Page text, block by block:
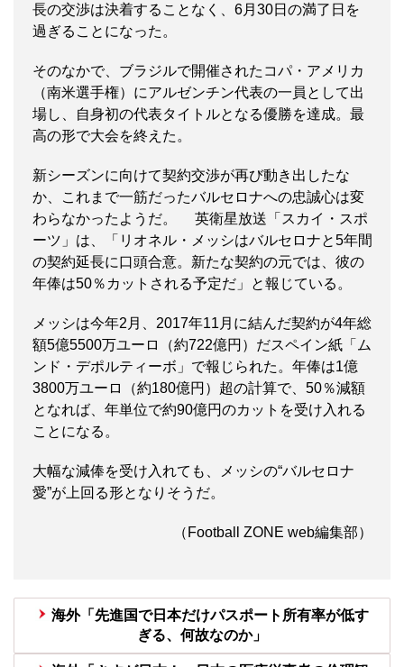
長の交渉は決着することなく、6月30日の満了日を
過ぎることになった。
そのなかで、ブラジルで開催されたコパ・アメリカ
（南米選手権）にアルゼンチン代表の一員として出
場し、自身初の代表タイトルとなる優勝を達成。最
高の形で大会を終えた。
新シーズンに向けて契約交渉が再び動き出したな
か、これまで一筋だったバルセロナへの忠誠心は変
わらなかったようだ。 英衛星放送「スカイ・スポ
ーツ」は、「リオネル・メッシはバルセロナと5年間
の契約延長に口頭合意。新たな契約の元では、彼の
年俸は50％カットされる予定だ」と報じている。
メッシは今年2月、2017年11月に結んだ契約が4年総
額5億5500万ユーロ（約722億円）だスペイン紙「ム
ンド・デポルティーボ」で報じられた。年俸は1億
3800万ユーロ（約180億円）超の計算で、50％減額
となれば、年単位で約90億円のカットを受け入れる
ことになる。
大幅な減俸を受け入れても、メッシの“バルセロナ
愛”が上回る形となりそうだ。
（Football ZONE web編集部）
海外「先進国で日本だけパスポート所有率が低す
ぎる、何故なのか」